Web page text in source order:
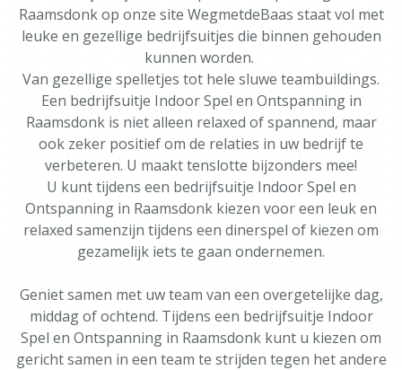
Raamsdonk op onze site WegmetdeBaas staat vol met
leuke en gezellige bedrijfsuitjes die binnen gehouden
kunnen worden.
Van gezellige spelletjes tot hele sluwe teambuildings.
Een bedrijfsuitje Indoor Spel en Ontspanning in
Raamsdonk is niet alleen relaxed of spannend, maar
ook zeker positief om de relaties in uw bedrijf te
verbeteren. U maakt tenslotte bijzonders mee!
U kunt tijdens een bedrijfsuitje Indoor Spel en
Ontspanning in Raamsdonk kiezen voor een leuk en
relaxed samenzijn tijdens een dinerspel of kiezen om
gezamelijk iets te gaan ondernemen.
Geniet samen met uw team van een overgetelijke dag,
middag of ochtend. Tijdens een bedrijfsuitje Indoor
Spel en Ontspanning in Raamsdonk kunt u kiezen om
gericht samen in een team te strijden tegen het andere